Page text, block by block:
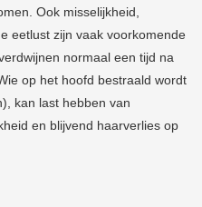
Ook misselijkheid,
eetlust zijn vaak voorkomende
normaal een tijd na
op het hoofd bestraald wordt
kan last hebben van
en blijvend haarverlies op